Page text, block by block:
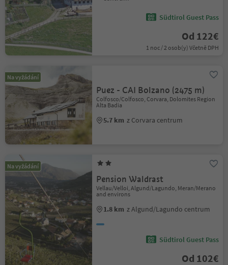
Südtirol Guest Pass
Od 122€
1 noc / 2 osob(y) Včetně DPH
Na vyžádání
Puez - CAI Bolzano (2475 m)
Colfosco/Colfosco, Corvara, Dolomites Region
Alta Badia
5.7 km z Corvara centrum
Na vyžádání
Pension Waldrast
Vellau/Velloi, Algund/Lagundo, Meran/Merano
and environs
1.8 km z Algund/Lagundo centrum
Südtirol Guest Pass
Od 102€